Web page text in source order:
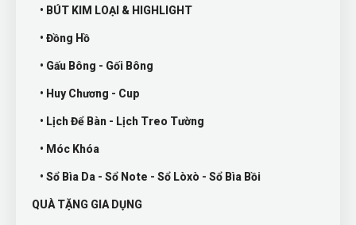
• BÚT KIM LOẠI & HIGHLIGHT
• Đồng Hồ
• Gấu Bông - Gối Bông
• Huy Chương - Cup
• Lịch Để Bàn - Lịch Treo Tường
• Móc Khóa
• Sổ Bìa Da - Sổ Note - Sổ Lòxò - Sổ Bìa Bồi
QUÀ TẶNG GIA DỤNG